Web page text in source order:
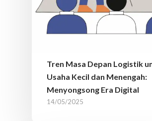
Tren Masa Depan Logistik
Usaha Kecil dan Menengah:
Menyongsong Era Digital
14/05/2025